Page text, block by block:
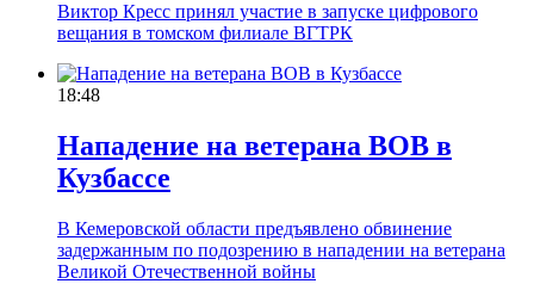
Виктор Кресс принял участие в запуске цифрового
вещания в томском филиале ВГТРК
18:48
Нападение на ветерана ВОВ в
Кузбассе
В Кемеровской области предъявлено обвинение
задержанным по подозрению в нападении на ветерана
Великой Отечественной войны